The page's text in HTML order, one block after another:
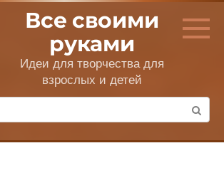
Все своими
руками
Идеи для творчества для
взрослых и детей